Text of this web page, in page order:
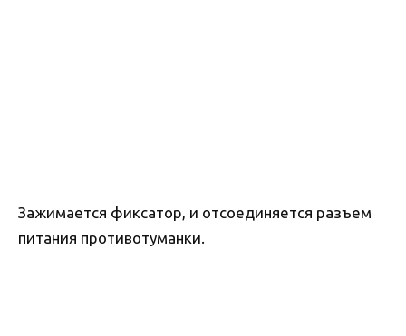
Зажимается фиксатор, и отсоединяется разъем
питания противотуманки.